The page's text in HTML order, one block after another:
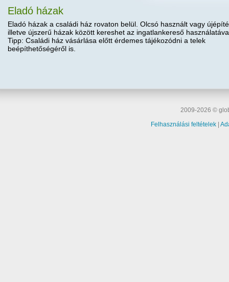
Eladó házak
Eladó házak a családi ház rovaton belül. Olcsó használt vagy
illetve újszerű házak között kereshet az ingatlankereső
Tipp: Családi ház vásárlása előtt érdemes tájékozódni a telek
beépíthetőségéről is.
2009-2026 ©
Felhasználási feltételek